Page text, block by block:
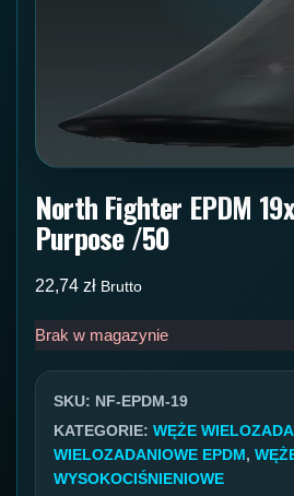
North Fighter EPDM
Purpose /50
22,74 zł Brutto
Brak w magazynie
SKU: NF-EPDM-19
KATEGORIE: WĘŻE
WIELOZADANIOWE EPDM,
WYSOKOCIŚNIENIOWE